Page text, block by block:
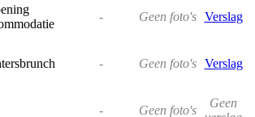
- Geen foto's Verslag
- Geen foto's Verslag
- Geen foto's
Geen